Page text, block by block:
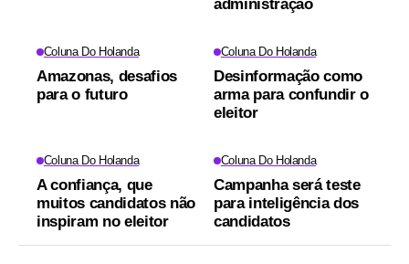
administração
Coluna Do Holanda
Amazonas, desafios
para o futuro
Coluna Do Holanda
Desinformação como
arma para confundir o
eleitor
Coluna Do Holanda
A confiança, que
muitos candidatos não
inspiram no eleitor
Coluna Do Holanda
Campanha será teste
para inteligência dos
candidatos